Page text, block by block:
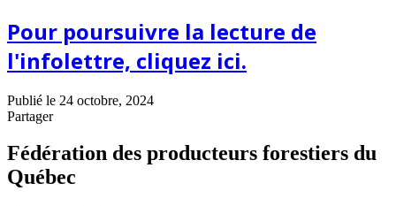
Pour poursuivre la lecture de
l'infolettre, cliquez ici.
Publié le 24 octobre, 2024
Partager
Fédération des producteurs forestiers du
Québec